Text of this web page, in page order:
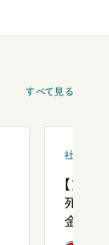
すべて見る
社会
【熊本
死を分
金」